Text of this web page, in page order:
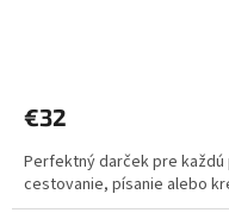
€32
Perfektný darček pre
cestovanie, písanie alebo